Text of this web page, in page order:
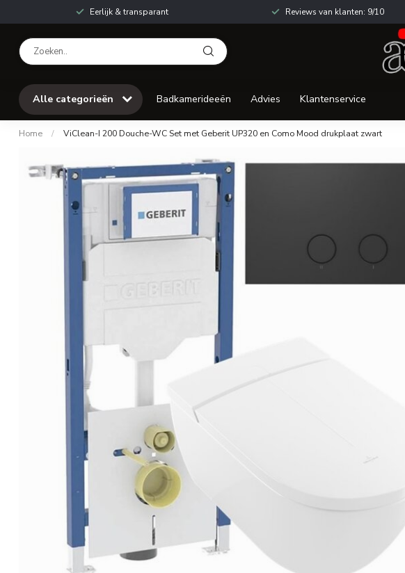
Eerlijk & transparant Reviews van klanten: 9/10
Alle categorieën Badkamerideeën Advies Klantenservice
Home / ViClean-I 200 Douche-WC Set met Geberit UP320 en Como Mood drukplaat zwart